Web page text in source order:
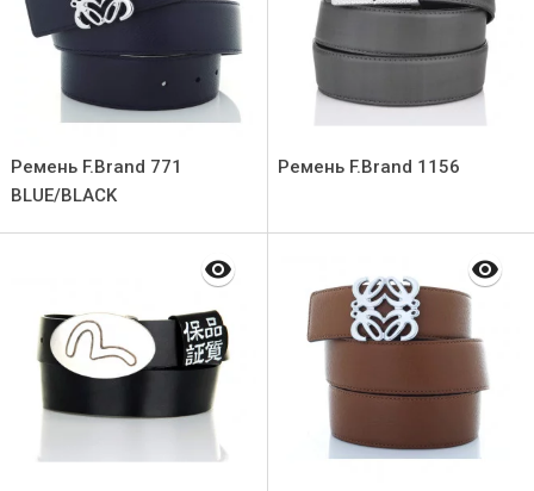
Ремень F.Brand 771
BLUE/BLACK
Ремень F.Brand 1156